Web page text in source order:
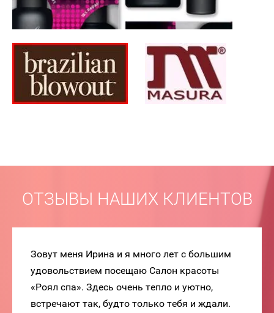
ОТЗЫВЫ НАШИХ КЛИЕНТОВ
Зовут меня Ирина и я много лет с большим
удовольствием посещаю Салон красоты
«Роял спа». Здесь очень тепло и уютно,
встречают так, будто только тебя и ждали.